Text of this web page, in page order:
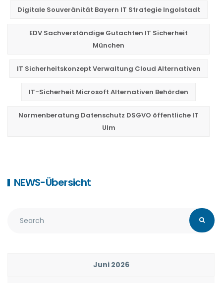
Digitale Souveränität Bayern IT Strategie Ingolstadt
EDV Sachverständige Gutachten IT Sicherheit
München
IT Sicherheitskonzept Verwaltung Cloud Alternativen
IT-Sicherheit Microsoft Alternativen Behörden
Normenberatung Datenschutz DSGVO öffentliche IT
Ulm
NEWS-Übersicht
Juni 2026